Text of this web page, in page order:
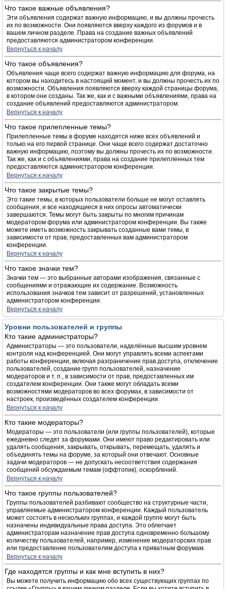
Что такое важные объявления?
Эти объявления содержат важную информацию, и вы должны прочесть
их по возможности. Они появляются вверху каждого из форумов и в
вашем личном разделе. Права на создание важных объявлений
предоставляются администратором конференции.
Вернуться к началу
Что такое объявления?
Объявления чаще всего содержат важную информацию для форума, на
котором вы находитесь в настоящий момент, и вы должны прочесть их по
возможности. Объявления появляются вверху каждой страницы форума,
в котором они созданы. Так же, как и с важными объявлениями, права на
создание объявлений предоставляются администратором.
Вернуться к началу
Что такое прилепленные темы?
Прилепленные темы в форуме находятся ниже всех объявлений и
только на его первой странице. Они чаще всего содержат достаточно
важную информацию, поэтому вы должны прочесть их по возможности.
Так же, как и с объявлениями, права на создание прилепленных тем
предоставляются администратором конференции.
Вернуться к началу
Что такое закрытые темы?
Это такие темы, в которых пользователи больше не могут оставлять
сообщения, и все находящиеся в них опросы автоматически
завершаются. Темы могут быть закрыты по многим причинам
модератором форума или администратором конференции. Вы также
можете иметь возможность закрывать созданные вами темы, в
зависимости от прав, предоставленных вам администратором
конференции.
Вернуться к началу
Что такое значки тем?
Значки тем — это выбранные авторами изображения, связанные с
сообщениями и отражающие их содержание. Возможность
использования значков тем зависит от разрешений, установленных
администратором конференции.
Вернуться к началу
Уровни пользователей и группы
Кто такие администраторы?
Администраторы — это пользователи, наделённые высшим уровнем
контроля над конференцией. Они могут управлять всеми аспектами
работы конференции, включая разграничение прав доступа, отключение
пользователей, создание групп пользователей, назначение
модераторов и т. п., в зависимости от прав, предоставленных им
создателем конференции. Они также могут обладать всеми
возможностями модераторов во всех форумах, в зависимости от
настроек, произведённых создателем конференции.
Вернуться к началу
Кто такие модераторы?
Модераторы — это пользователи (или группы пользователей), которые
ежедневно следят за форумами. Они имеют право редактировать или
удалять сообщения, закрывать, открывать, перемещать, удалять и
объединять темы на форуме, за который они отвечают. Основные
задачи модераторов — не допускать несоответствия содержания
сообщений обсуждаемым темам (оффтопик), оскорблений.
Вернуться к началу
Что такое группы пользователей?
Группы пользователей разбивают сообщество на структурные части,
управляемые администратором конференции. Каждый пользователь
может состоять в нескольких группах, и каждой группе могут быть
назначены индивидуальные права доступа. Это облегчает
администраторам назначение прав доступа одновременно большому
количеству пользователей, например, изменение модераторских прав
или предоставление пользователям доступа к приватным форумам.
Вернуться к началу
Где находятся группы и как мне вступить в них?
Вы можете получить информацию обо всех существующих группах по